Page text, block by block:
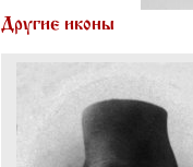
Другие иконы